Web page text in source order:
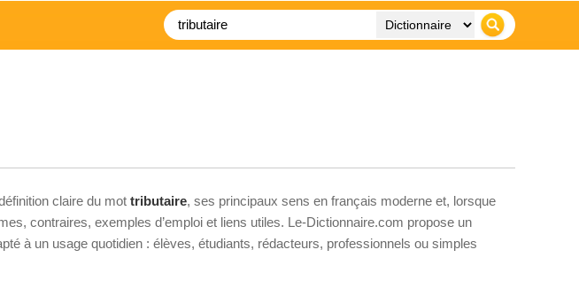
claire du mot tributaire, ses principaux sens en français moderne et, lorsque
contraires, exemples d’emploi et liens utiles. Le-Dictionnaire.com propose un
à un usage quotidien : élèves, étudiants, rédacteurs, professionnels ou simples